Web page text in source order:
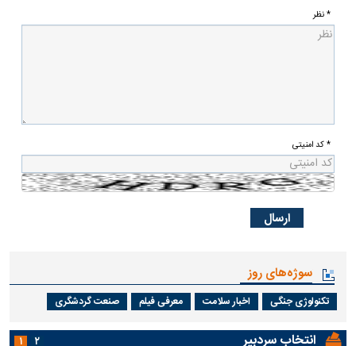
* نظر
* کد امنیتی
سوژه‌های روز
تکنولوژی جنگی اخبار سلامت معرفی فیلم صنعت گردشگری
انتخاب سردبیر ۱ ۲